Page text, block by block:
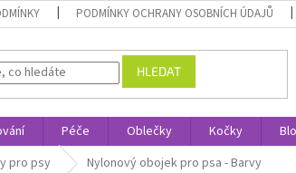
PODMÍNKY OCHRANY OSOBNÍCH ÚDAJŮ
HLEDAT
Péče Oblečky Kočky
pro psy Nylonový obojek pro psa - Barvy